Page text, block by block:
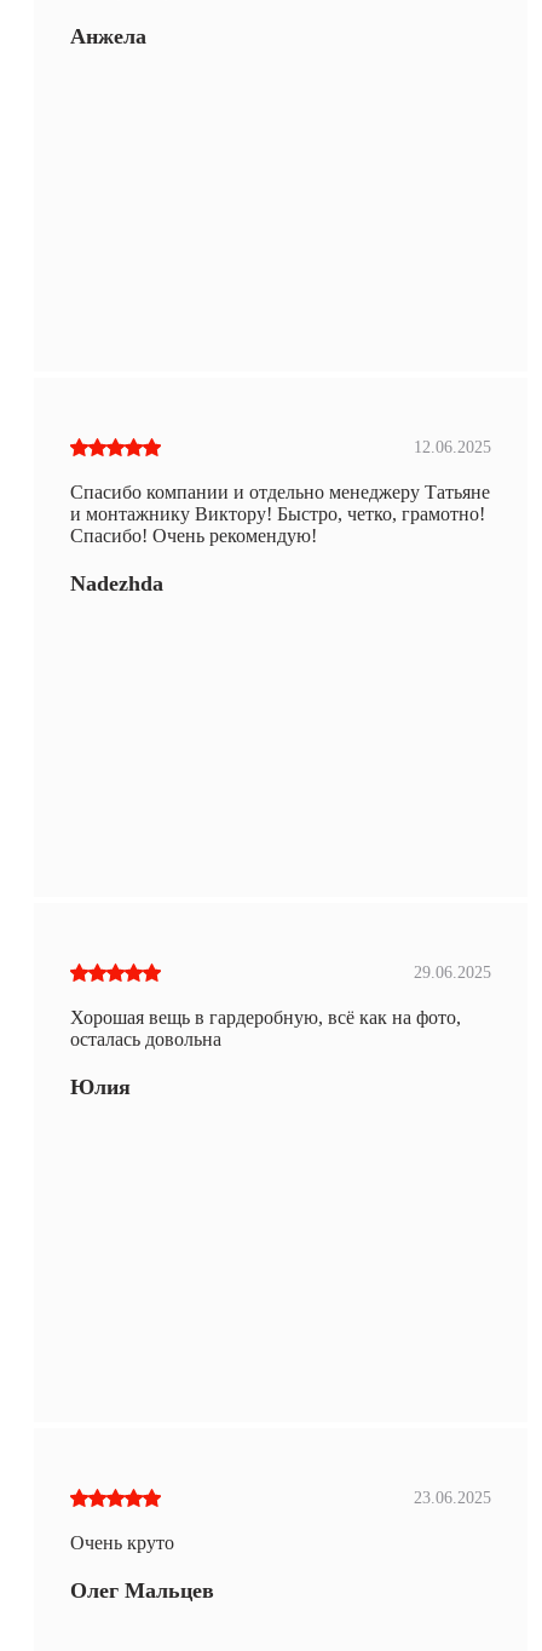
Анжела
12.06.2025
Спасибо компании и отдельно менеджеру Татьяне
и монтажнику Виктору! Быстро, четко, грамотно!
Спасибо! Очень рекомендую!
Nadezhda
29.06.2025
Хорошая вещь в гардеробную, всё как на фото,
осталась довольна
Юлия
23.06.2025
Очень круто
Олег Мальцев